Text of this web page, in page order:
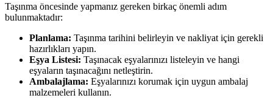
Taşınma öncesinde yapmanız gereken birkaç önemli adım
bulunmaktadır:
Planlama: Taşınma tarihini belirleyin ve nakliyat için gerekli
hazırlıkları yapın.
Eşya Listesi: Taşınacak eşyalarınızı listeleyin ve hangi
eşyaların taşınacağını netleştirin.
Ambalajlama: Eşyalarınızı korumak için uygun ambalaj
malzemeleri kullanın.